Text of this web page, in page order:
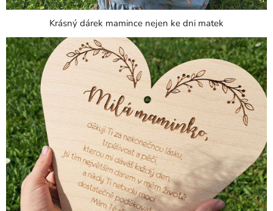
Krásný dárek mamince nejen ke dni matek